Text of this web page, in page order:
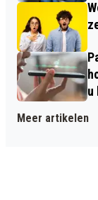
u
Meer artikelen